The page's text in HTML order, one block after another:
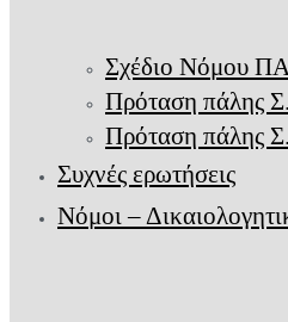
Σχέδιο Νόμου
Πρόταση πάλης
Πρόταση πάλης
Συχνές ερωτήσεις
Νόμοι –